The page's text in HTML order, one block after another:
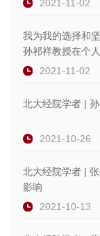
2021-11-02
我为我的选择和
孙祁祥教授在个
2021-11-02
北大经院学者 |
2021-10-26
北大经院学者 |
影响
2021-10-13